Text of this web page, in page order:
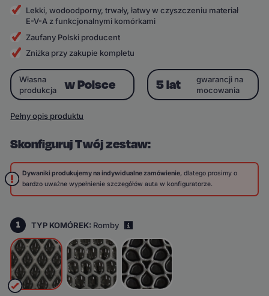
Lekki, wodoodporny, trwały, łatwy w czyszczeniu materiał
E-V-A z funkcjonalnymi komórkami
Zaufany Polski producent
Zniżka przy zakupie kompletu
Skonfiguruj Twój zestaw:
Dywaniki produkujemy na indywidualne zamówienie, dlatego prosimy o
bardzo uważne wypełnienie szczegółów auta w konfiguratorze.
1 TYP KOMÓREK: Romby
Własna
produkcja
w Polsce 5 lat
gwarancji na
mocowania
Pełny opis produktu